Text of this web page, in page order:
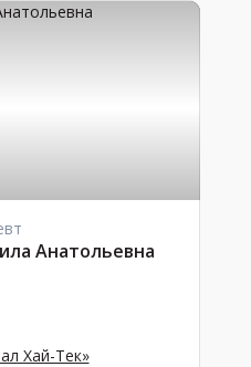
Анатольевна
Хай-Тек»